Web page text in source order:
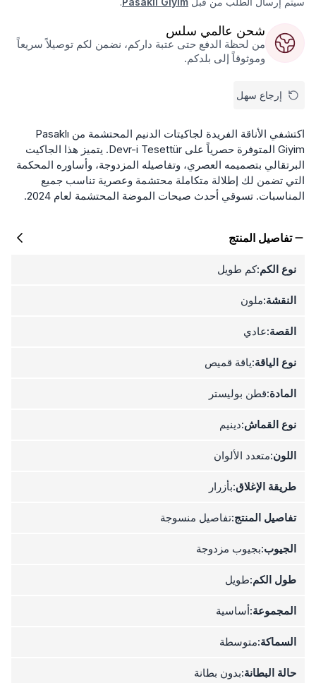
شحن عالمي سلس
من لحظة الدفع حتى عتبة داركم، نضمن لكم توصيلاً سريعاً
وموثوقاً إلى بلدكم.
إرجاع سهل
اكتشفي الأناقة الفريدة لجاكيتات الدنيم المحتشمة من Pasaklı
Giyim المتوفرة حصرياً على Devr-i Tesettür. يتميز هذا الجاكيت
البرتقالي بتصميمه العصري، وتفاصيله المزدوجة، وأساوره المحكمة
التي تضمن لك إطلالة متكاملة محتشمة وعصرية تناسب جميع
المناسبات. تسوقي أحدث صيحات الموضة المحتشمة لعام 2024.
تفاصيل المنتج
نوع الكم:كم طويل
النقشة:ملون
القصة:عادي
نوع الياقة:ياقة قميص
المادة:قطن بوليستر
نوع القماش:دينيم
اللون:متعدد الألوان
طريقة الإغلاق:بأزرار
تفاصيل المنتج:تفاصيل منسوجة
الجيوب:بجيوب مزدوجة
طول الكم:طويل
المجموعة:أساسية
السماكة:متوسطة
حالة البطانة:بدون بطانة